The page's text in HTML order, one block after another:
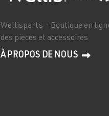
Wellisparts - Boutique en
des pièces et accessoires
À PROPOS DE NOUS